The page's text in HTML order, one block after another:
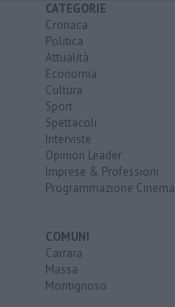
CATEGORIE
Cronaca
Politica
Attualità
Economia
Cultura
Sport
Spettacoli
Interviste
Opinion Leader
Imprese & Professioni
Programmazione Cinema
COMUNI
Carrara
Massa
Montignoso